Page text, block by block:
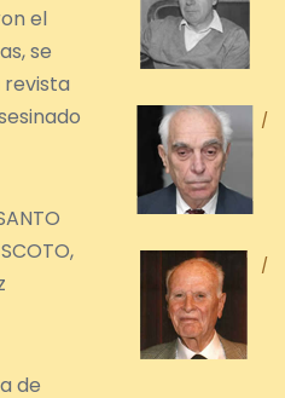
el
se
revista
de